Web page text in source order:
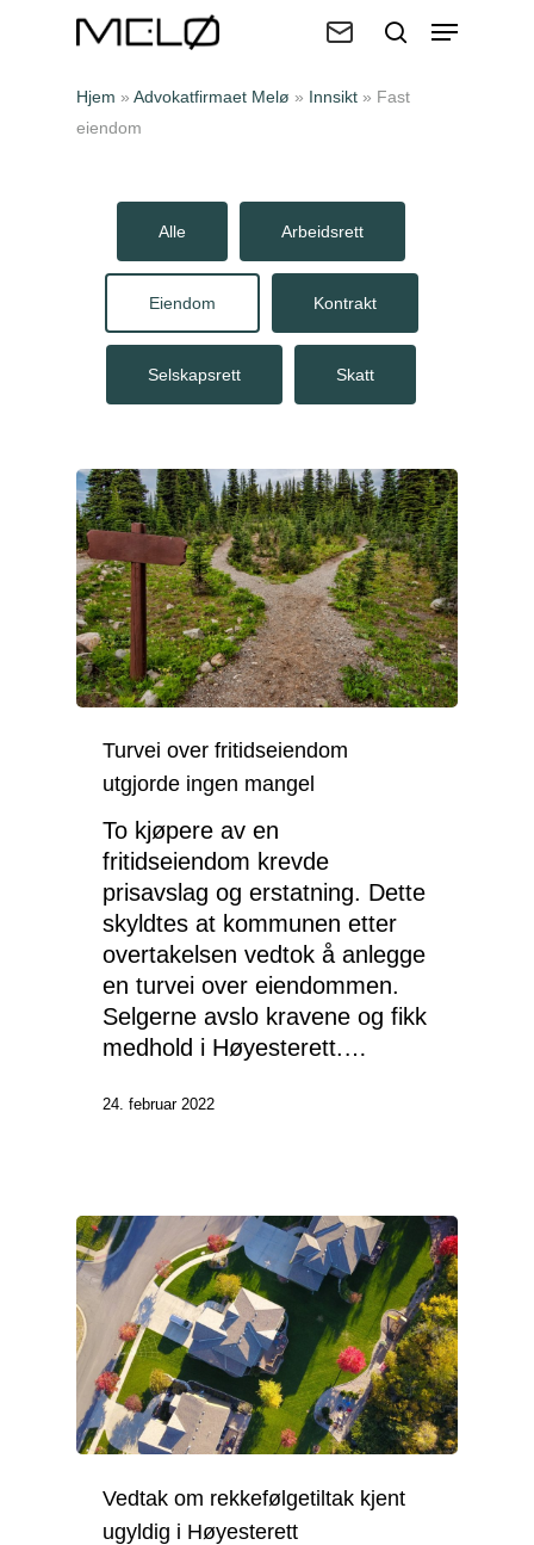
Trykk enter for å søke eller ESC for
Hjem » Advokatfirmaet Melø » Innsikt » Fast
eiendom
Alle Arbeidsrett
Eiendom Kontrakt
Selskapsrett Skatt
Turvei over fritidseiendom
utgjorde ingen mangel
To kjøpere av en
fritidseiendom krevde
prisavslag og erstatning. Dette
skyldtes at kommunen etter
overtakelsen vedtok å anlegge
en turvei over eiendommen.
Selgerne avslo kravene og fikk
medhold i Høyesterett.…
24. februar 2022
Vedtak om rekkefølgetiltak kjent
ugyldig i Høyesterett